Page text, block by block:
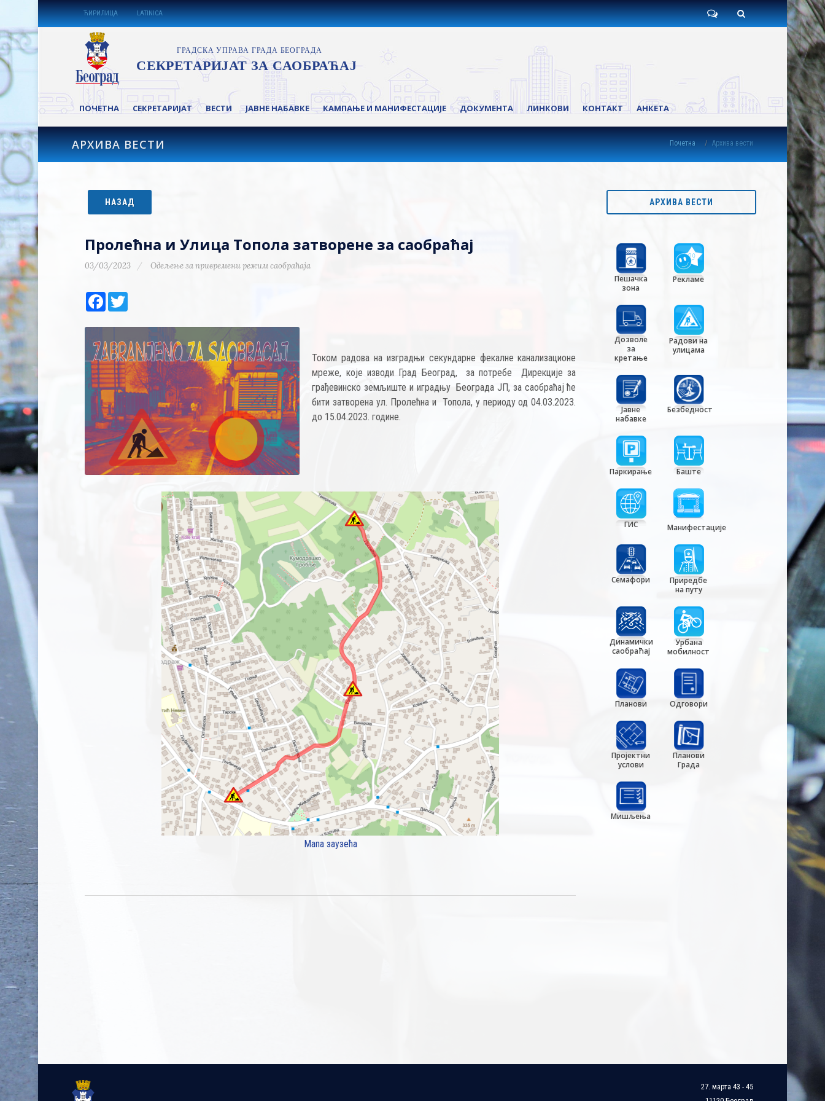
ЋИРИЛИЦА LATINICA
ПОЧЕТНА СЕКРЕТАРИЈАТ ВЕСТИ ЈАВНЕ НАБАВКЕ КАМПАЊЕ И МАНИФЕСТАЦИЈЕ ДОКУМЕНТА ЛИНКОВИ КОНТАКТ АНКЕТА
АРХИВА ВЕСТИ Почетна Архива вести
НАЗАД
Пролећна и Улица Топола затворене за саобраћај
03/03/2023 Одељење за привремени режим саобраћаја
Facebook
Током радова на изградњи секундарне фекалне канализационе
мреже, које изводи Град Београд, за потребе Дирекције за
грађевинско земљиште и иградњу Београда ЈП, за саобраћај ће
бити затворена ул. Пролећна и Топола, у периоду од 04.03.2023.
до 15.04.2023. године.
Мапа заузећа
АРХИВА ВЕСТИ
Пешачка
зона
Рекламе
Дозволе
за
кретање
Радови на
улицама
Јавне
набавке
Безбедност
Паркирање Баште
ГИС Манифестације
Семафори
Приредбе
на путу
Динамички
саобраћај
Урбана
мобилност
Планови Одговори
Пројектни
услови
Планови
Града
Мишљења
27. марта 43 - 45